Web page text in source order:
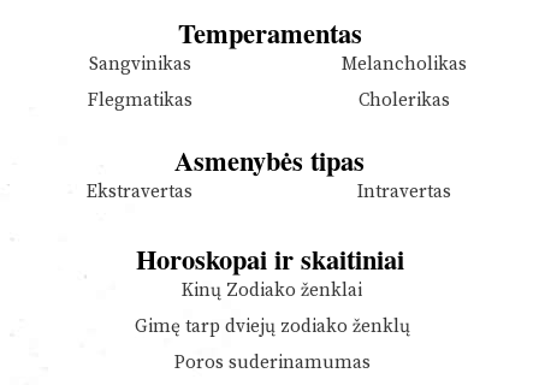
Temperamentas
Sangvinikas
Melancholikas
Flegmatikas
Cholerikas
Asmenybės tipas
Ekstravertas Intravertas
Horoskopai ir skaitiniai
Kinų Zodiako ženklai
Gimę tarp dviejų zodiako ženklų
Poros suderinamumas